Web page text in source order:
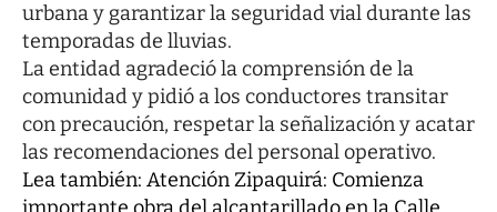
urbana y garantizar la seguridad vial durante las
temporadas de lluvias.
La entidad agradeció la comprensión de la
comunidad y pidió a los conductores transitar
con precaución, respetar la señalización y acatar
las recomendaciones del personal operativo.
Lea también: Atención Zipaquirá: Comienza